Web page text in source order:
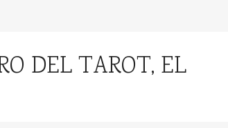
DEL TAROT, EL